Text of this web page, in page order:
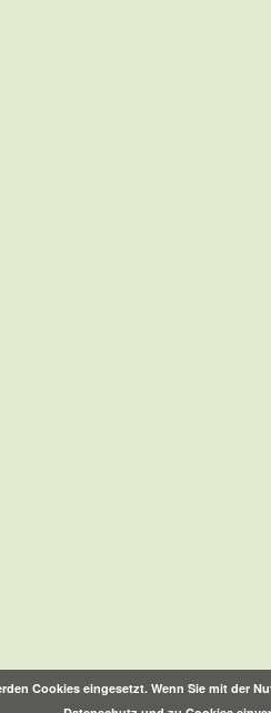
Cookies eingesetzt. Wenn Sie mit der